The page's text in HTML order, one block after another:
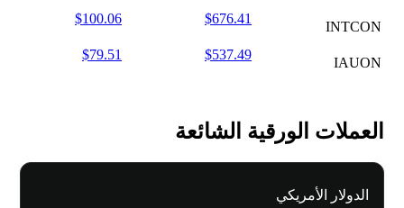
INTCON
$676.41
$100.06
IAUON
$537.49
$79.51
العملات الورقية الشائعة
الدولار الأمريكي